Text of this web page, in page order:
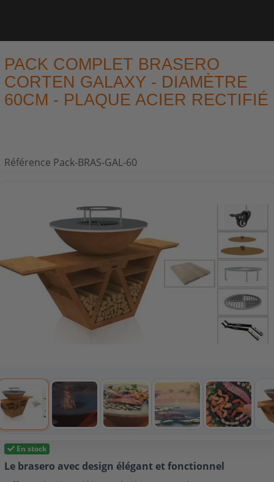
PACK COMPLET BRASERO
CORTEN GALAXY - DIAMÈTRE
60CM - PLAQUE ACIER RECTIFIÉ
Référence Pack-BRAS-GAL-60
En stock
Le brasero avec design élégant et fonctionnel